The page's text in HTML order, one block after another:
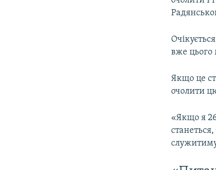
вже цього
Якщо це
очолити
«Якщо я 26
служитиму